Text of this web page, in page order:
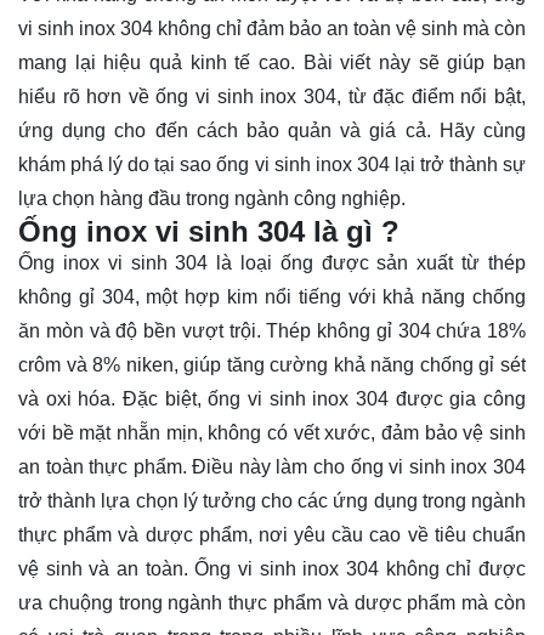
vi sinh inox 304 không chỉ đảm bảo an toàn vệ sinh mà còn
mang lại hiệu quả kinh tế cao. Bài viết này sẽ giúp bạn
hiểu rõ hơn về ống vi sinh inox 304, từ đặc điểm nổi bật,
ứng dụng cho đến cách bảo quản và giá cả. Hãy cùng
khám phá lý do tại sao ống vi sinh inox 304 lại trở thành sự
lựa chọn hàng đầu trong ngành công nghiệp.
Ống inox vi sinh 304 là gì ?
Ống inox vi sinh 304 là loại ống được sản xuất từ thép
không gỉ 304, một hợp kim nổi tiếng với khả năng chống
ăn mòn và độ bền vượt trội. Thép không gỉ 304 chứa 18%
crôm và 8% niken, giúp tăng cường khả năng chống gỉ sét
và oxi hóa. Đặc biệt, ống vi sinh inox 304 được gia công
với bề mặt nhẵn mịn, không có vết xước, đảm bảo vệ sinh
an toàn thực phẩm. Điều này làm cho ống vi sinh inox 304
trở thành lựa chọn lý tưởng cho các ứng dụng trong ngành
thực phẩm và dược phẩm, nơi yêu cầu cao về tiêu chuẩn
vệ sinh và an toàn. Ống vi sinh inox 304 không chỉ được
ưa chuộng trong ngành thực phẩm và dược phẩm mà còn